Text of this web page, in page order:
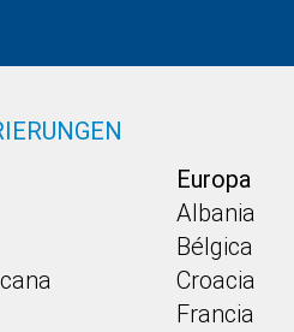
Europa
Albania
Bélgica
Croacia
Francia